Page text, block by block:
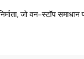
जो वन-स्टॉप समाधान